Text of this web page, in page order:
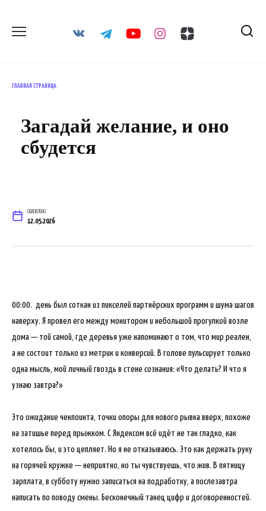
содержанию
ГЛАВНАЯ СТРАНИЦА
Загадай желание, и оно
сбудется
ОБНОВЛЕНО
12.05.2026
00:00. день был соткан из пикселей партнёрских программ и шума шагов
наверху. Я провел его между монитором и небольшой прогулкой возле
дома — той самой, где деревья уже напоминают о том, что мир реален,
а не состоит только из метрик и конверсий. В голове пульсирует только
одна мысль, мой личный гвоздь в стене сознания: «Что делать? И что я
узнаю завтра?»
Это ожидание чекпоинта, точки опоры для нового рывка вверх, похоже
на затишье перед прыжком. С Яндексом всё идёт не так гладко, как
хотелось бы, и это цепляет. Но я не отказываюсь. Это как держать руку
на горячей кружке — неприятно, но ты чувствуешь, что жив. В пятницу
зарплата, в субботу нужно записаться на подработку, а послезавтра
написать по поводу смены. Бесконечный танец цифр и договоренностей.